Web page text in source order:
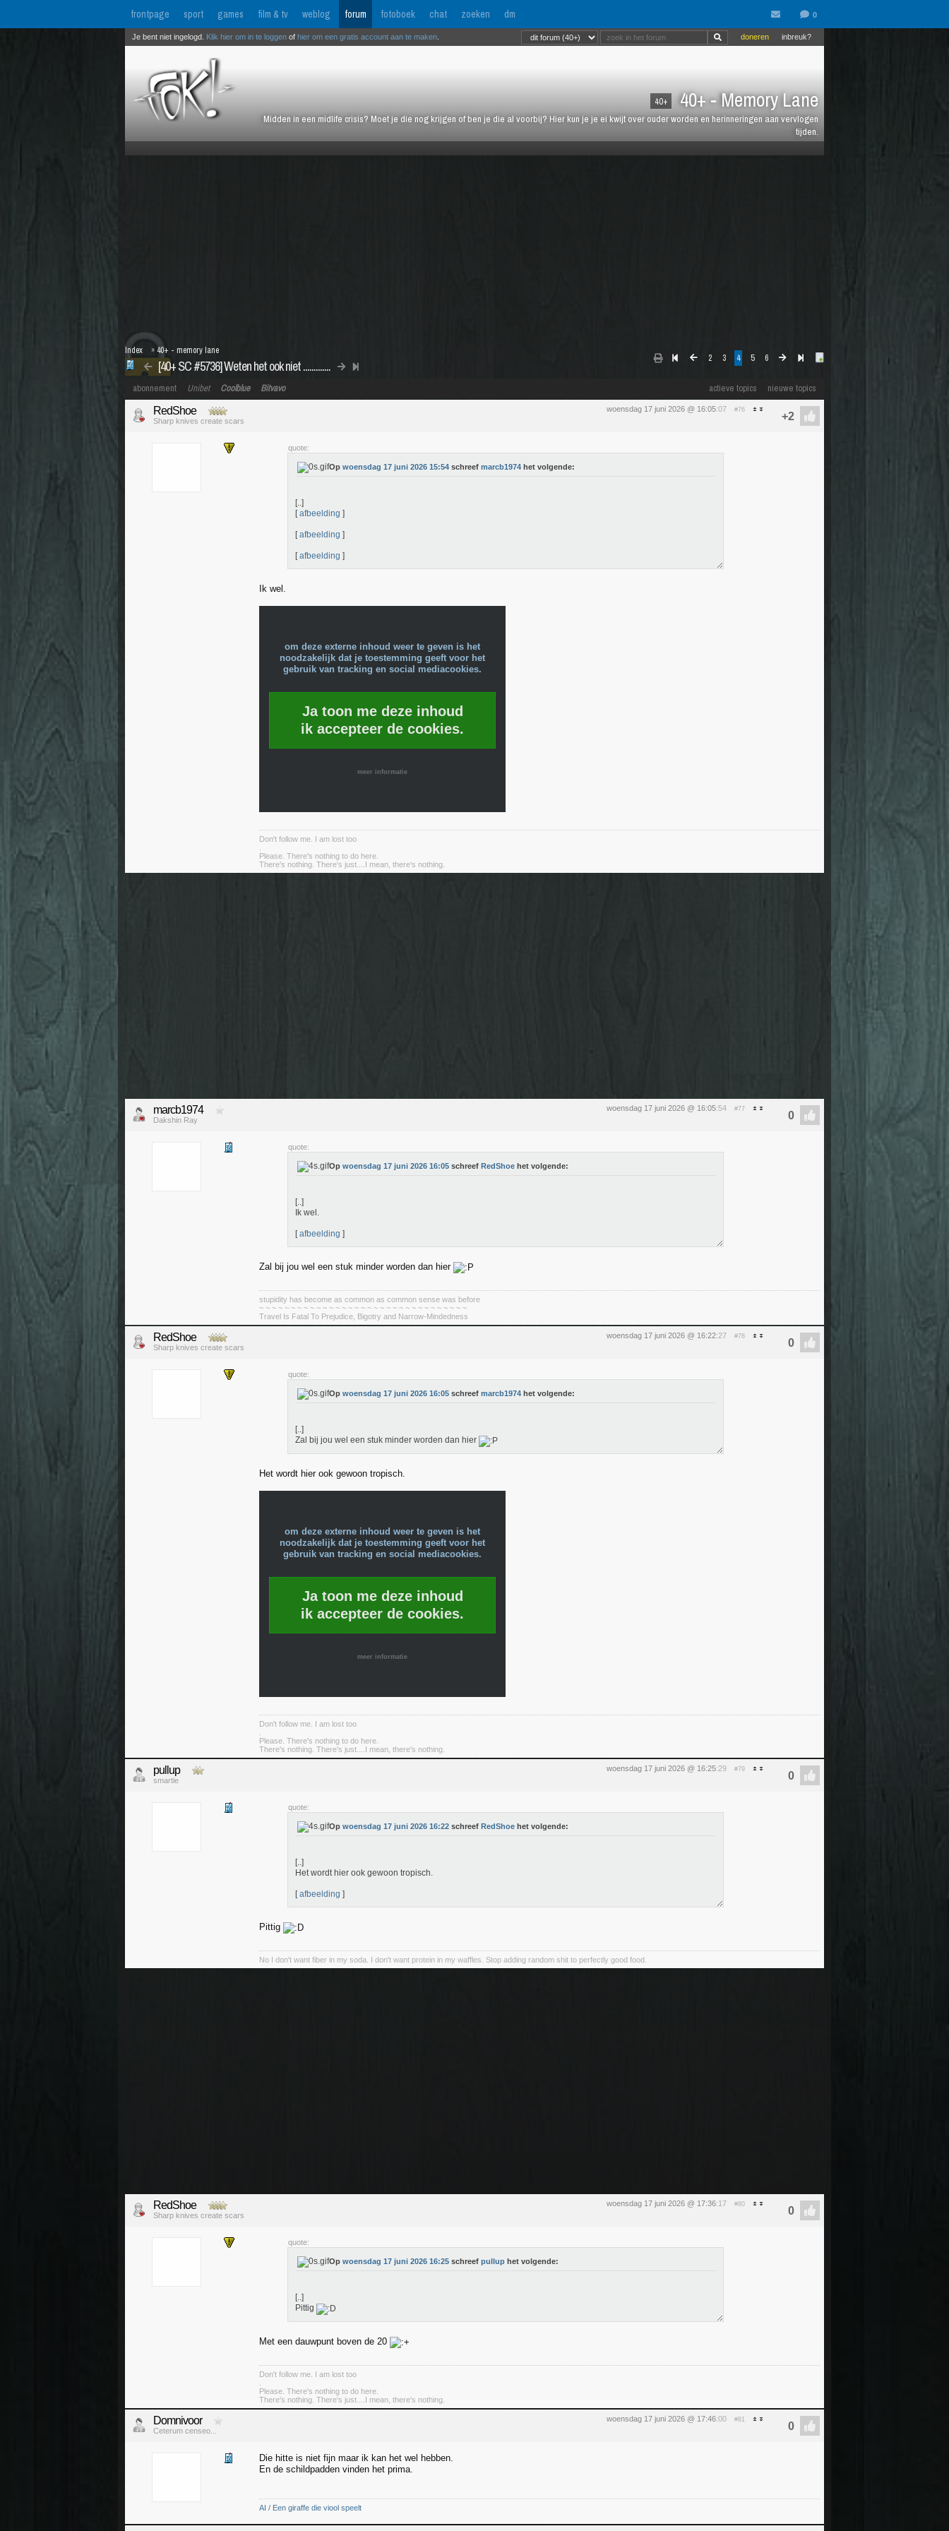
frontpage sport games film & tv weblog forum fotoboek chat zoeken dm
40+ 40+ - Memory Lane
Midden in een midlife crisis? Moet je die nog krijgen of ben je die al voorbij? Hier kun je je ei kwijt over ouder worden en herinneringen aan vervlogen
tijden.
inbreuk?
doneren
Je bent niet ingelogd. Klik hier om in te loggen of hier om een gratis account aan te maken
2 3 4 5 6
[40+ SC #5736] Weten het ook niet .............
Index » 40+ - memory lane
actieve topics nieuwe topics
abonnement Unibet Coolblue Bitvavo
woensdag 17 juni 2026 @ 16:05:07 #76
RedShoe
Sharp knives create scars
quote:
Op woensdag 17 juni 2026 15:54 schreef marcb1974 het volgende:
[..]
[afbeelding ]
[afbeelding ]
[afbeelding ]
Ik wel.
om deze externe inhoud weer te geven is het
noodzakelijk dat je toestemming geeft voor het
gebruik van tracking en social mediacookies.
Ja toon me deze inhoud
ik accepteer de cookies.
meer informatie
Don't follow me. I am lost too
Please. There's nothing to do here.
There's nothing. There's just....I mean, there's nothing.
woensdag 17 juni 2026 @ 16:05:54 #77
marcb1974
Dakshin Ray
quote:
Op woensdag 17 juni 2026 16:05 schreef RedShoe het volgende:
[..]
Ik wel.
[afbeelding ]
Zal bij jou wel een stuk minder worden dan hier
stupidity has become as common as common sense was before
~ ~ ~ ~ ~ ~ ~ ~ ~ ~ ~ ~ ~ ~ ~ ~ ~ ~ ~ ~ ~ ~ ~ ~ ~ ~ ~ ~ ~ ~ ~ ~ ~
Travel Is Fatal To Prejudice, Bigotry and Narrow-Mindedness
woensdag 17 juni 2026 @ 16:22:27 #78
RedShoe
Sharp knives create scars
quote:
Op woensdag 17 juni 2026 16:05 schreef marcb1974 het volgende:
[..]
Zal bij jou wel een stuk minder worden dan hier
Het wordt hier ook gewoon tropisch.
om deze externe inhoud weer te geven is het
noodzakelijk dat je toestemming geeft voor het
gebruik van tracking en social mediacookies.
Ja toon me deze inhoud
ik accepteer de cookies.
meer informatie
Don't follow me. I am lost too
Please. There's nothing to do here.
There's nothing. There's just....I mean, there's nothing.
woensdag 17 juni 2026 @ 16:25:29 #79
pullup
smartie
quote:
Op woensdag 17 juni 2026 16:22 schreef RedShoe het volgende:
[..]
Het wordt hier ook gewoon tropisch.
[afbeelding ]
Pittig
No I don't want fiber in my soda. I don't want protein in my waffles. Stop adding random shit to perfectly good food.
woensdag 17 juni 2026 @ 17:36:17 #80
RedShoe
Sharp knives create scars
quote:
Op woensdag 17 juni 2026 16:25 schreef pullup het volgende:
[..]
Pittig
Met een dauwpunt boven de 20
Don't follow me. I am lost too
Please. There's nothing to do here.
There's nothing. There's just....I mean, there's nothing.
woensdag 17 juni 2026 @ 17:46:00 #81
Domnivoor
Ceterum censeo...
Die hitte is niet fijn maar ik kan het wel hebben.
En de schildpadden vinden het prima.
AI / Een giraffe die viool speelt